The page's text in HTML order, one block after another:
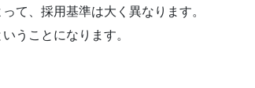
て、採用基準は大く異なります。
うことになります。